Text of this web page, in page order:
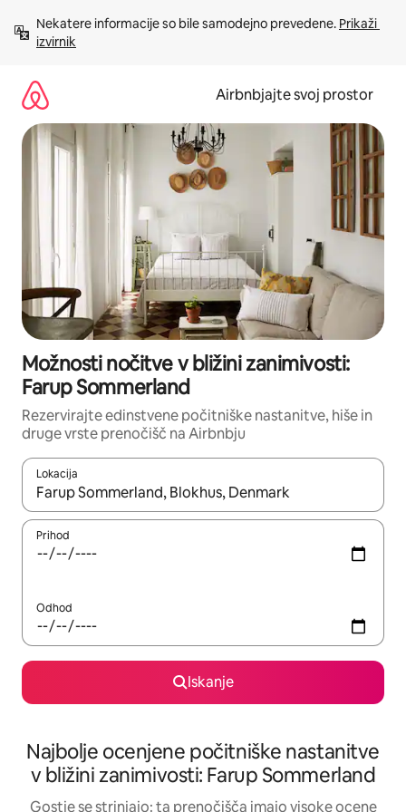
vsebino
Nekatere informacije so bile samodejno prevedene. Prikaži
izvirnik
Airbnbjajte svoj prostor
Možnosti nočitve v bližini zanimivosti:
Farup Sommerland
Rezervirajte edinstvene počitniške nastanitve, hiše in
druge vrste prenočišč na Airbnbju
Lokacija
Ko so rezultati na voljo, krmarite s puščičnima tipkama gor in
Prihod
Odhod
Iskanje
Najbolje ocenjene počitniške nastanitve
v bližini zanimivosti: Farup Sommerland
Gostje se strinjajo: ta prenočišča imajo visoke ocene